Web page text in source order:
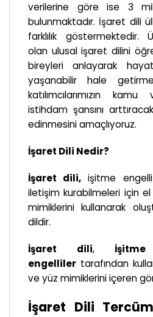
verilerine göre ise 3
bulunmaktadır. İşaret dili
farklılık göstermektedir.
olan ulusal işaret dilini
bireyleri anlayarak
yaşanabilir hale
katılımcılarımızın
istihdam şansını
edinmesini amaçlıyoruz.
İşaret Dili Nedir?
İşaret dili, işitme
iletişim kurabilmeleri için
mimiklerini kullanarak
dildir.
İşaret dili,
engelliler tarafından
ve yüz mimiklerini içeren
İşaret Dili